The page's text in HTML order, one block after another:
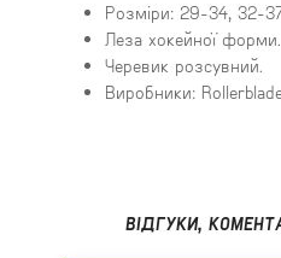
Розміри: 29-34, 32-
Леза хокейної форми.
Черевик розсувний.
Виробники:
ВІДГУКИ,